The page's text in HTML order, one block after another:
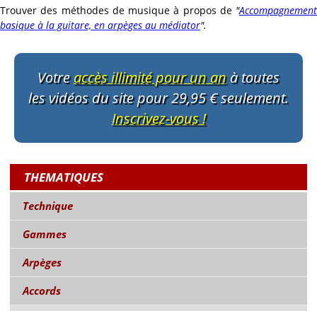
Trouver des méthodes de musique à propos de "Accompagnement
basique à la guitare, en arpèges au médiator".
Votreaccès illimité pour un anà toutes
les vidéos du site pour 29,95 € seulement.
Inscrivez-vous !
THEMATIQUES
Technique
Gammes
Arpèges
Accords